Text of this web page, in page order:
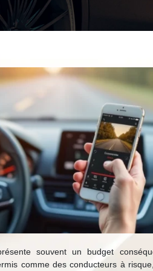
souvent un budget
comme des conducteurs à